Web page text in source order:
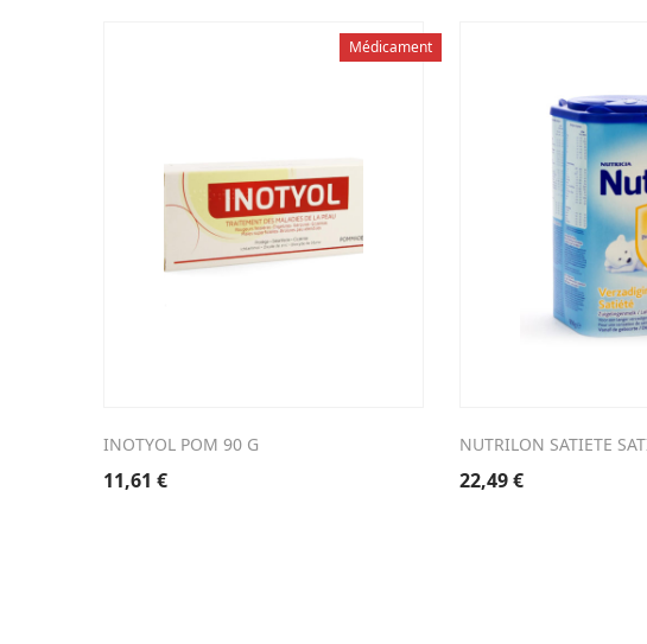
Médicament
INOTYOL POM 90 G
11,61 €
NUTRILON SATIETE
22,49€